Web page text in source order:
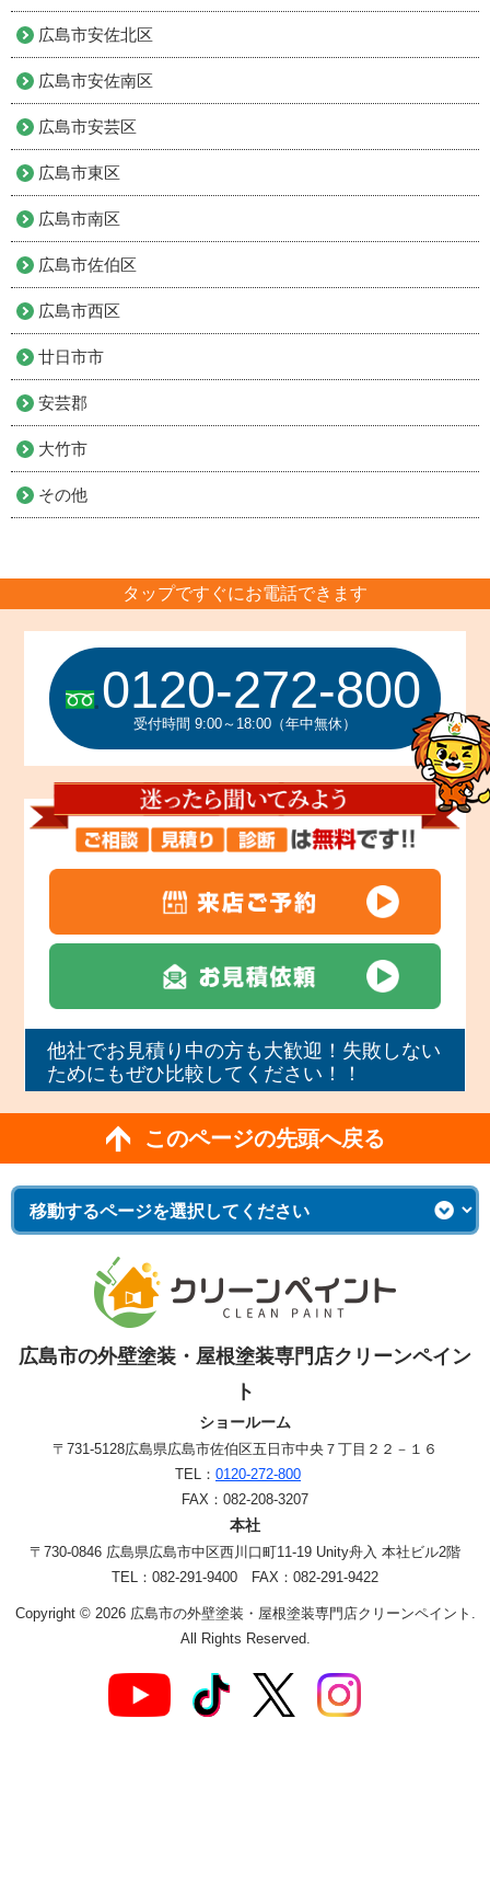
広島市安佐北区
広島市安佐南区
広島市安芸区
広島市東区
広島市南区
広島市佐伯区
広島市西区
廿日市市
安芸郡
大竹市
その他
タップですぐにお電話できます
0120-272-800
受付時間 9:00～18:00（年中無休）
他社でお見積り中の方も大歓迎！失敗しない
ためにもぜひ比較してください！！
このページの先頭へ戻る
広島市の外壁塗装・屋根塗装専門店クリーンペイン
ト
ショールーム
〒731-5128広島県広島市佐伯区五日市中央７丁目２２－１６
TEL： 0120-272-800
FAX：082-208-3207
本社
〒730-0846 広島県広島市中区西川口町11-19 Unity舟入 本社ビル2階
TEL：082-291-9400 FAX：082-291-9422
Copyright © 2026 広島市の外壁塗装・屋根塗装専門店クリーンペイント.
All Rights Reserved.